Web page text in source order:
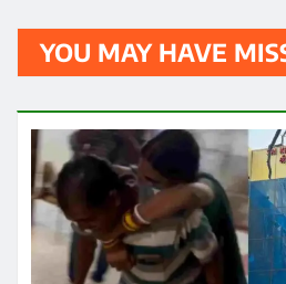
YOU MAY HAVE